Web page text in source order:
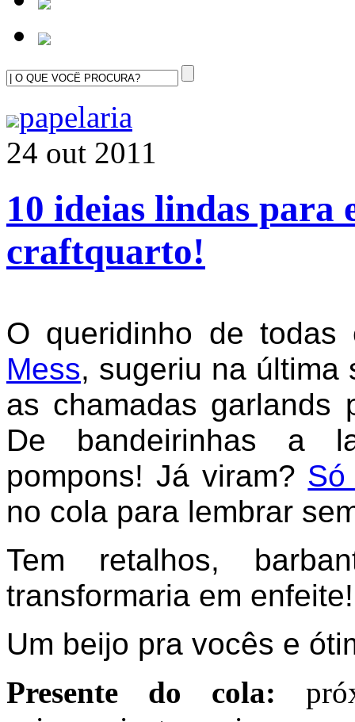
papelaria
24 out 2011
10 ideias lindas para
craftquarto!
O queridinho de
Mess, sugeriu na última
as chamadas garlands
De bandeirinhas a
pompons! Já viram?
no cola para lembrar
Tem retalhos,
transformaria em enfeite!
Um beijo pra vocês e
Presente do cola: